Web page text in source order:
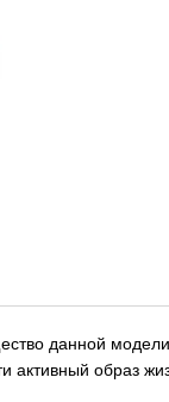
данной модели
активный образ